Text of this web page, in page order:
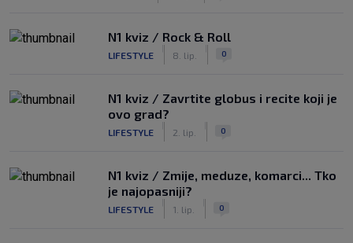
N1 kviz / Rock & Roll
LIFESTYLE 8. lip. 0
N1 kviz / Zavrtite globus i recite koji je
ovo grad?
LIFESTYLE 2. lip. 0
N1 kviz / Zmije, meduze, komarci... Tko
je najopasniji?
LIFESTYLE 1. lip. 0